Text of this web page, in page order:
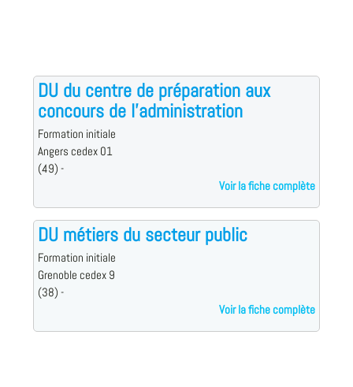
DU du centre de préparation aux
concours de l'administration
Formation initiale
Angers cedex 01
(49) -
Voir la fiche complète
DU métiers du secteur public
Formation initiale
Grenoble cedex 9
(38) -
Voir la fiche complète